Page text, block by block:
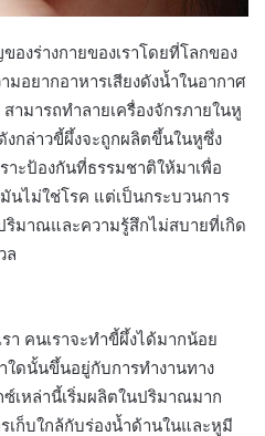
งร่างกายของเราโดยที่โลกของ
มอยากอาหารเสียงดังน้ำในอากาศ
ามารถทำลายเครื่องจักรภายในหู
งกล่าวขี้ผึ้งจะถูกผลิตขึ้นในหูซึ่ง
าะป้องกันที่ธรรมชาติให้มาเพื่อ
นไม่ใช่โรค แต่เป็นกระบวนการ
มาณและความรู้สึกไม่สบายที่เกิด
ล
า คนเราจะทำขี้ผึ้งได้มากน้อย
ใดนั้นขึ้นอยู่กับการทำงานทาง
เหล่านี้เริ่มผลิตในปริมาณมาก
เก็บใกล้กับร่องน้ำด้านในและหูมี